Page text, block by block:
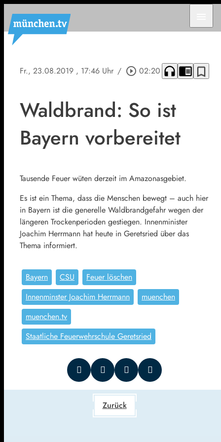
Fr., 23.08.2019 , 17:46 Uhr / play_circle_outline 02:20 headphones chrome_reader_mode bookmark_border
Waldbrand: So ist
Bayern vorbereitet
Tausende Feuer wüten derzeit im Amazonasgebiet.
Es ist ein Thema, dass die Menschen bewegt – auch hier
in Bayern ist die generelle Waldbrandgefahr wegen der
längeren Trockenperioden gestiegen. Innenminister
Joachim Herrmann hat heute in Geretsried über das
Thema informiert.
Bayern CSU
Feuer löschen
Innenminster Joachim Herrmann
muenchen
muenchen.tv
Staatliche Feuerwehrschule Geretsried
Zurück